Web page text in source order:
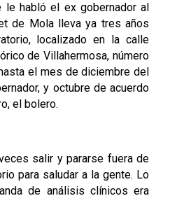
le habló el ex gobernador al
de Mola lleva ya tres años
localizado en la calle
de Villahermosa, número
el mes de diciembre del
y octubre de acuerdo
el bolero.
salir y pararse fuera de
para saludar a la gente. Lo
de análisis clínicos era